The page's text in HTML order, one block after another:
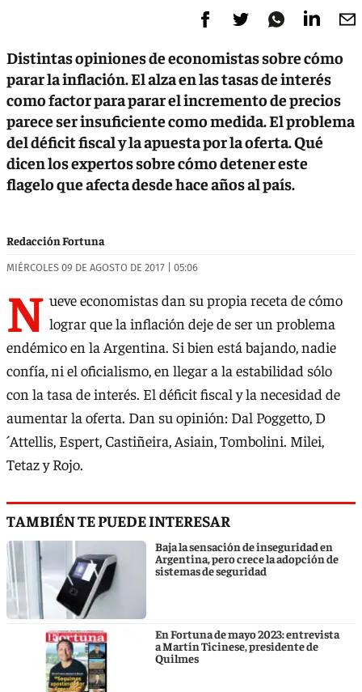
Distintas opiniones de economistas sobre cómo
parar la inflación. El alza en las tasas de interés
como factor para parar el incremento de precios
parece ser insuficiente como medida. El problema
del déficit fiscal y la apuesta por la oferta. Qué
dicen los expertos sobre cómo detener este
flagelo que afecta desde hace años al país.
Redacción Fortuna
MIÉRCOLES 09 DE AGOSTO DE 2017 | 05:06
N ueve economistas dan su propia receta de cómo
lograr que la inflación deje de ser un problema
endémico en la Argentina. Si bien está bajando, nadie
confía, ni el oficialismo, en llegar a la estabilidad sólo
con la tasa de interés. El déficit fiscal y la necesidad de
aumentar la oferta. Dan su opinión: Dal Poggetto, D
´Attellis, Espert, Castiñeira, Asiain, Tombolini. Milei,
Tetaz y Rojo.
TAMBIÉN TE PUEDE INTERESAR
Baja la sensación de inseguridad en
Argentina, pero crece la adopción de
sistemas de seguridad
En Fortuna de mayo 2023: entrevista
a Martín Ticinese, presidente de
Quilmes